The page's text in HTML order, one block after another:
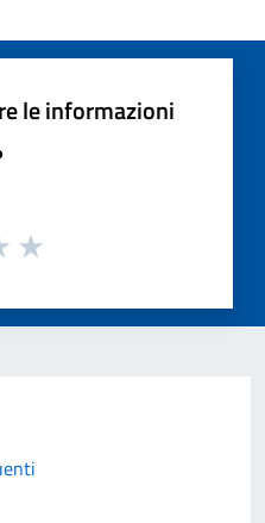
le informazioni